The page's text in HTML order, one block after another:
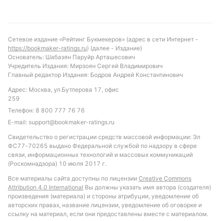
количеством голов меньше 3.5, учитывая низкую
результативность в очных встречах. Угловые могут
стать дополнительным источником опасности,
поэтому ставка на более 9.5 угловых также
выглядит перспективной. В целом, матч обещает
быть тактическим с акцентом на борьбу и
контроль мяча, что отражается в статистике и
личных встречах команд.
Обновлено:
Дмитрий Разумец
Сетевое издание «Рейтинг Букмекеров» (адрес в сети Интернет -
https://bookmaker-ratings.ru) (далее - Издание)
Основатель: Шабазян Паруйр Арташесович
Учредитель Издания: Мирзоян Сергей Владимирович
Главный редактор Издания: Бодров Андрей Константинович
Адрес: Москва, ул.Бутлерова 17, офис
259
Телефон: 8 800 777 76 76
E-mail: support@bookmaker-ratings.ru
Свидетельство о регистрации средств массовой информации: Эл
ФС77-70265 выдано Федеральной службой по надзору в сфере
связи, информационных технологий и массовых коммуникаций
(Роскомнадзора) 10 июля 2017 г.
Все материалы сайта доступны по лицензии Creative Commons
Attribution 4.0 International Вы должны указать имя автора (создателя)
произведения (материала) и стороны атрибуции, уведомление об
авторских правах, название лицензии, уведомление об оговорке и
ссылку на материал, если они предоставлены вместе с материалом.